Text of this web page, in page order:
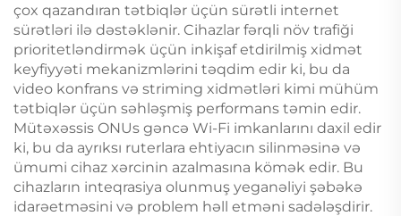
çox qazandıran tətbiqlər üçün sürətli internet
sürətləri ilə dəstəklənir. Cihazlar fərqli növ trafiği
prioritetləndirmək üçün inkişaf etdirilmiş xidmət
keyfiyyəti mekanizmlərini təqdim edir ki, bu da
video konfrans və striming xidmətləri kimi mühüm
tətbiqlər üçün səhləşmiş performans təmin edir.
Mütəxəssis ONUs gəncə Wi-Fi imkanlarını daxil edir
ki, bu da ayrıksı ruterlara ehtiyacın silinməsinə və
ümumi cihaz xərcinin azalmasına kömək edir. Bu
cihazların inteqrasiya olunmuş yeganəliyi şəbəkə
idarəetməsini və problem həll etməni sadələşdirir.